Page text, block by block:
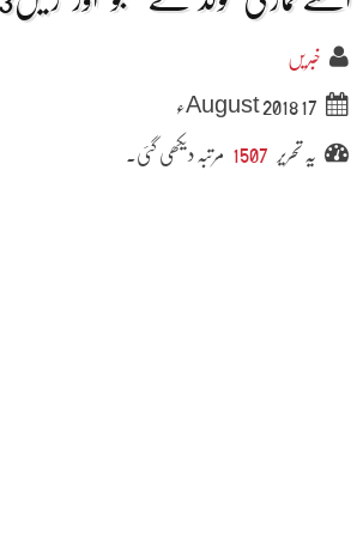
خبریں
17 August 2018ء
یہ تحریر 1507 مرتبہ دیکھی گئی۔